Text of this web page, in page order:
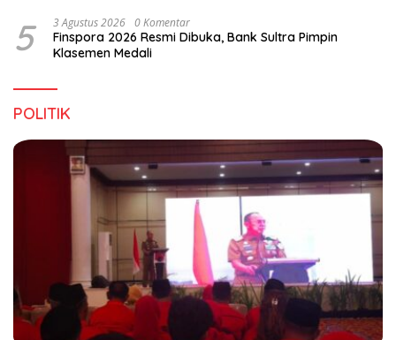
5 3 Agustus 2026 0 Komentar
Finspora 2026 Resmi Dibuka, Bank Sultra Pimpin
Klasemen Medali
POLITIK